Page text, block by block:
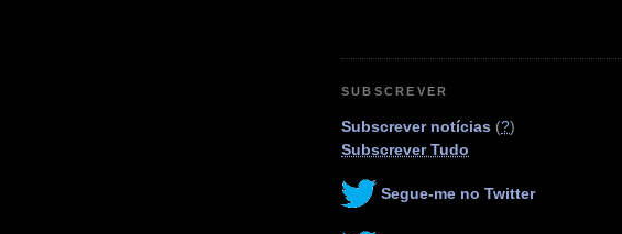
SUBSCREVER
Subscrever notícias (?)
Subscrever Tudo
Segue-me no Twitter